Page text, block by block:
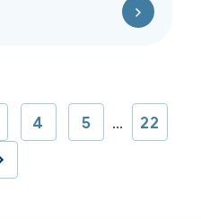
4 5 … 22